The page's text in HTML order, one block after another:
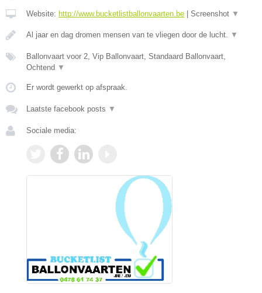
Website: http://www.bucketlistballonvaarten.be Screenshot ▼
Al jaar en dag dromen mensen van te vliegen door de lucht. ▼
Ballonvaart voor 2, Vip Ballonvaart, Standaard Ballonvaart,
Ochtend ▼
Er wordt gewerkt op afspraak.
Laatste facebook posts ▼
Sociale media: